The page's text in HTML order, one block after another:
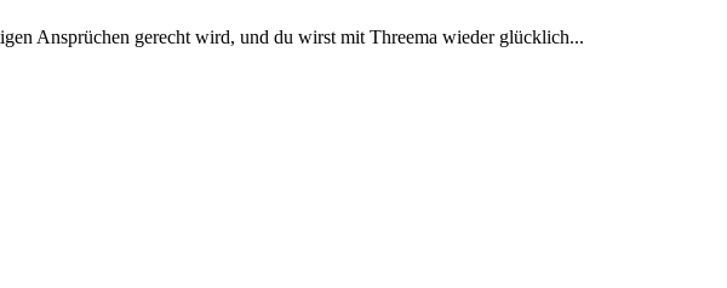
Ansprüchen gerecht wird, und du wirst mit Threema wieder glücklich...